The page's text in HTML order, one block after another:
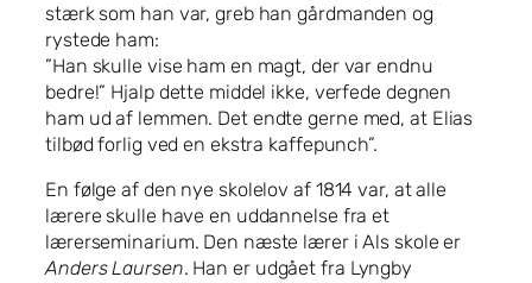
stærk som han var, greb han gårdmanden og
rystede ham:
”Han skulle vise ham en magt, der var endnu
bedre!” Hjalp dette middel ikke, verfede degnen
ham ud af lemmen. Det endte gerne med, at Elias
tilbød forlig ved en ekstra kaffepunch”.
En følge af den nye skolelov af 1814 var, at alle
lærere skulle have en uddannelse fra et
lærerseminarium. Den næste lærer i Als skole er
Anders Laursen. Han er udgået fra Lyngby